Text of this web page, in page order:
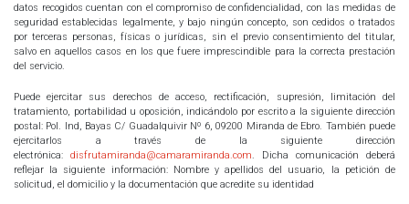
datos recogidos cuentan con el compromiso de confidencialidad, con las medidas de
seguridad establecidas legalmente, y bajo ningún concepto, son cedidos o tratados
por terceras personas, físicas o jurídicas, sin el previo consentimiento del titular,
salvo en aquellos casos en los que fuere imprescindible para la correcta prestación
del servicio.
Puede ejercitar sus derechos de acceso, rectificación, supresión, limitación del
tratamiento, portabilidad u oposición, indicándolo por escrito a la siguiente dirección
postal: Pol. Ind, Bayas C/ Guadalquivir Nº 6, 09200 Miranda de Ebro. También puede
ejercitarlos a través de la siguiente dirección
electrónica: disfrutamiranda@camaramiranda.com. Dicha comunicación deberá
reflejar la siguiente información: Nombre y apellidos del usuario, la petición de
solicitud, el domicilio y la documentación que acredite su identidad